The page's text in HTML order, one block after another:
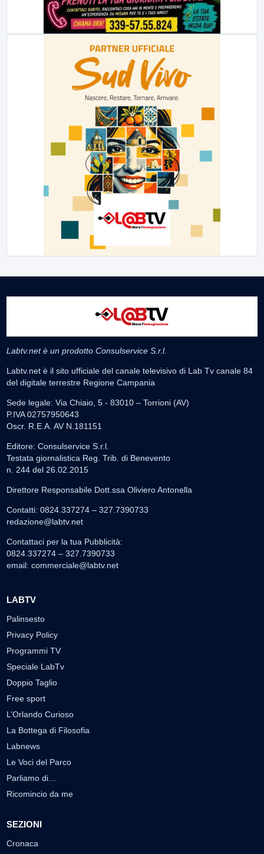
Labtv.net è un prodotto Consulservice S.r.l.
Labtv.net è il sito ufficiale del canale televisivo di Lab Tv canale 84
del digitale terrestre Regione Campania
Sede legale: Via Chiaio, 5 - 83010 – Torrioni (AV)
P.IVA 02757950643
Oscr. R.E.A. AV N.181151
Editore: Consulservice S.r.l.
Testata giornalistica Reg. Trib. di Benevento
n. 244 del 26.02.2015
Direttore Responsabile Dott.ssa Oliviero Antonella
Contatti: 0824.337274 – 327.7390733
redazione@labtv.net
Contattaci per la tua Pubblicità:
0824.337274 – 327.7390733
email: commerciale@labtv.net
LABTV
Palinsesto
Privacy Policy
Programmi TV
Speciale LabTv
Doppio Taglio
Free sport
L’Orlando Curioso
La Bottega di Filosofia
Labnews
Le Voci del Parco
Parliamo di…
Ricomincio da me
SEZIONI
Cronaca